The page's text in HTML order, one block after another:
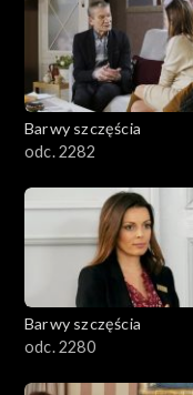
Barwy szczęścia
odc. 2282
Barwy szczęścia
odc. 2280